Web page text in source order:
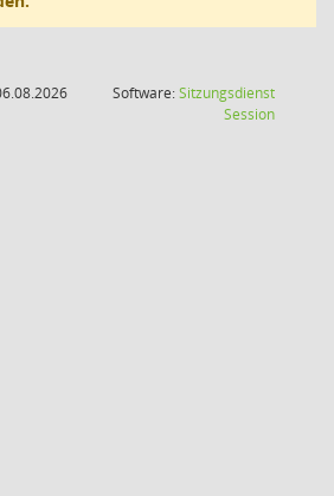
Software:Sitzungsdienst
Session(Wird in